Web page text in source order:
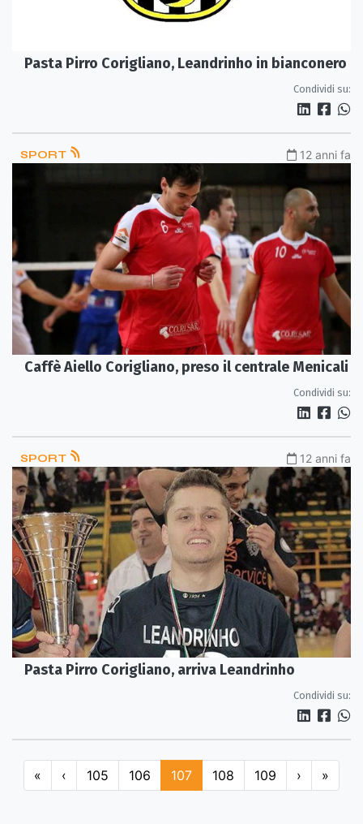
Pasta Pirro Corigliano, Leandrinho in bianconero
Condividi su:
SPORT 12 anni fa
Caffè Aiello Corigliano, preso il centrale Menicali
Condividi su:
SPORT 12 anni fa
Pasta Pirro Corigliano, arriva Leandrinho
Condividi su:
« ‹ 105 106 107 108 109 › »